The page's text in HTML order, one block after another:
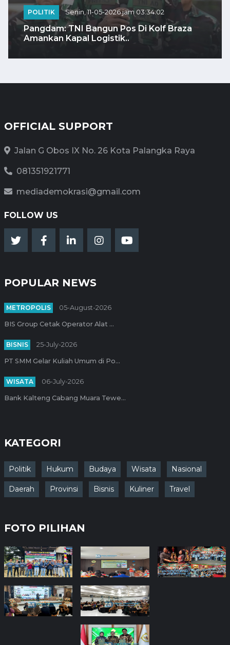
POLITIK Senin, 11-05-2026 jam 03:34:02
Pangdam: TNI Bangun Pos Di Kolf Braza
Amankan Kapal Logistik..
OFFICIAL SUPPORT
Jalan G Obos IX No. 26 Kota Palangka Raya
081351921771
mediademokrasi@gmail.com
FOLLOW US
POPULAR NEWS
METROPOLIS 05-August-2026
BIS Group Cetak Operator Alat ...
BISNIS 25-July-2026
PT SMM Gelar Kuliah Umum di Po...
WISATA 06-July-2026
Bank Kalteng Cabang Muara Tewe...
KATEGORI
Politik Hukum Budaya Wisata Nasional
Daerah Provinsi Bisnis Kuliner Travel
FOTO PILIHAN